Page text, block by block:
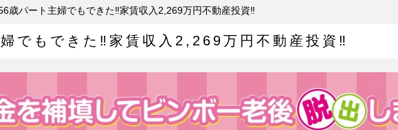
歳パート主婦でもできた‼家賃収入2,269万円不動産投資‼
でもできた‼家賃収入2,269万円不動産投資‼